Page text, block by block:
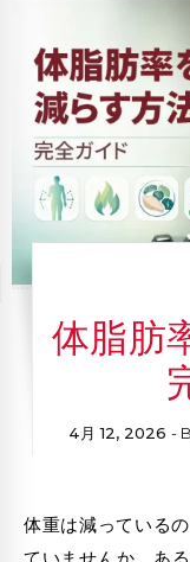
体脂肪
4月 12, 2026 -
体重は減っている
ていませんか。あ